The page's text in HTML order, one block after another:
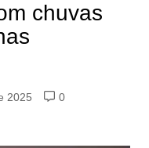
chuvas
2025
0